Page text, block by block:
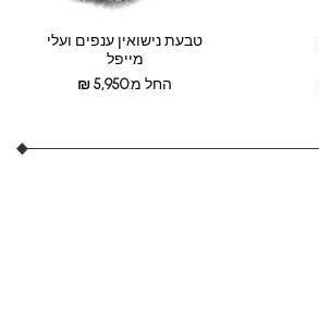
טבעת נישואין ענפים ועלי
מייפל
החל מ:
₪5,950